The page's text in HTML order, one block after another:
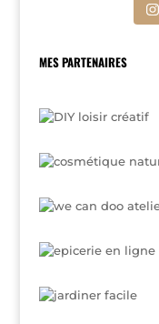
MES PARTENAIRES